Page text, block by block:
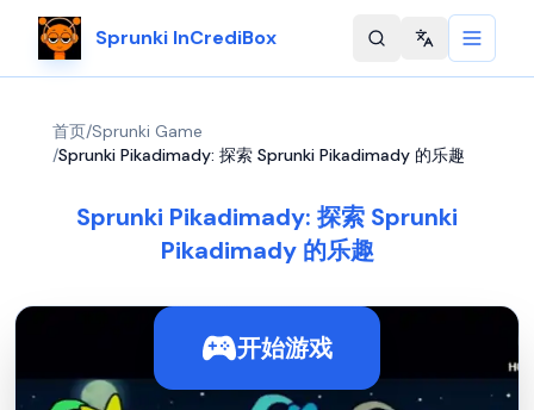
Sprunki InCrediBox Change
首页/Sprunki Game
/Sprunki Pikadimady: 探索 Sprunki Pikadimady 的乐趣
Sprunki Pikadimady: 探索 Sprunki
Pikadimady 的乐趣
开始游戏